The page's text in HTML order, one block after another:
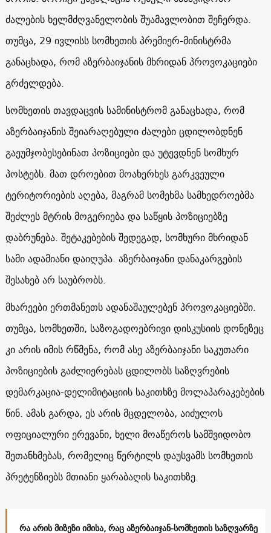
ძალების ხელმძღვანელობის შუამავლობით შეჩერდა.
თუმცა, 29 ივლისს სომხეთის პრემიერ-მინისტრმა
განაცხადა, რომ აზერბაიჯანის მხრიდან პროვოკაციები
გრძელდება.
სომხეთის თავდაცვის სამინისტრომ განაცხადა, რომ
აზერბაიჯანის შეიარაღებული ძალები ცდილობდნენ
გაეუმჯობესებინათ პოზიციები და უტევდნენ სომხურ
პოსტებს. მათ დროებით მოახერხეს გარკვეული
ტერიტორიების აღება, მაგრამ სომეხმა სამხედროებმა
შეძლეს მტრის მოგერიება და საწყის პოზიციებზე
დაბრუნება. შეტაკებების შედეგად, სომხური მხრიდან
სამი ადამიანი დაიღუპა. აზერბაიჯანი დანაკარგების
შესახებ არ საუბრობს.
მხარეები ერთმანეთს ადანაშაულებენ პროვოკაციებში.
თუმცა, სომხეთში, საზოგადოებრივი დისკუსიის დონეზეც
კი არის იმის რწმენა, რომ ასე აზერბაიჯანი საკუთარი
პოზიციების გაძლიერებას ცდილობს საზღვრების
დემარკაცია-დელიმიტაციის საკითხზე მოლაპარაკებების
წინ. ამას გარდა, ეს არის მცდელობა, აიძულოს
ოფიციალური ერევანი, ხელი მოაწეროს სამშვიდობო
შეთანხმებას, რომელიც წერტილს დაუსვამს სომხეთის
პრეტენზიებს მთიანი ყარაბაღის საკითხზე.
რა არის მიზეზი იმისა, რაც აზერბაიჯან-სომხეთის საზღვარზე